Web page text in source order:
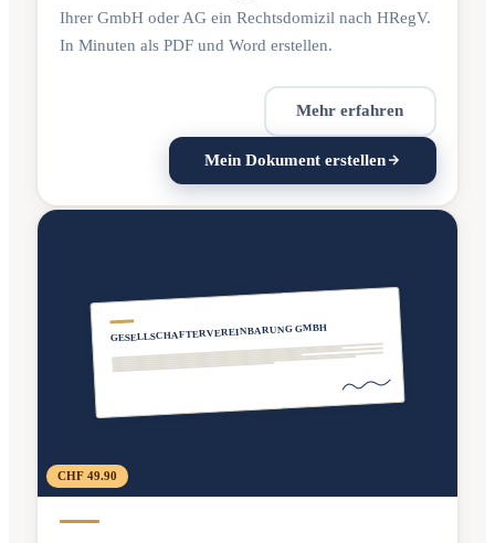
Ihrer GmbH oder AG ein Rechtsdomizil nach HRegV.
In Minuten als PDF und Word erstellen.
Mehr erfahren
Mein Dokument erstellen
GESELLSCHAFTERVEREINBARUNG GMBH
CHF 49.90